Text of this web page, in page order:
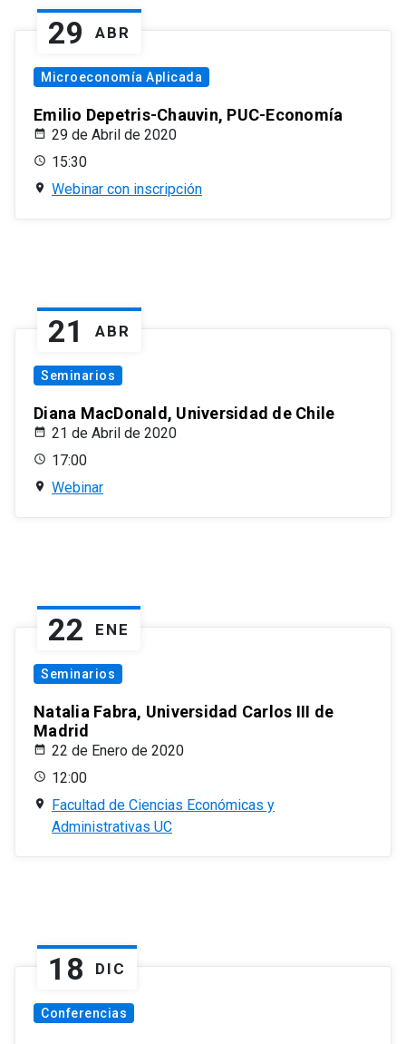
29 ABR
Microeconomía Aplicada
Emilio Depetris-Chauvin, PUC-Economía
29 de Abril de 2020
15:30
Webinar con inscripción
21 ABR
Seminarios
Diana MacDonald, Universidad de Chile
21 de Abril de 2020
17:00
Webinar
22 ENE
Seminarios
Natalia Fabra, Universidad Carlos III de
Madrid
22 de Enero de 2020
12:00
Facultad de Ciencias Económicas y
Administrativas UC
18 DIC
Conferencias